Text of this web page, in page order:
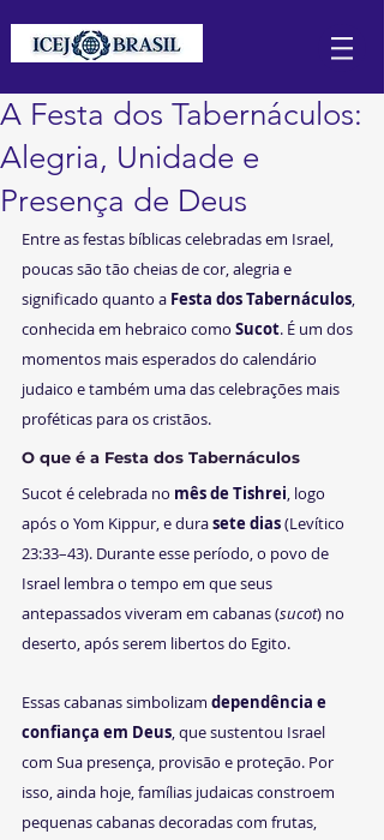
A Festa dos Tabernáculos:
Alegria, Unidade e
Presença de Deus
Entre as festas bíblicas celebradas em Israel,
poucas são tão cheias de cor, alegria e
significado quanto a Festa dos Tabernáculos,
conhecida em hebraico como Sucot. É um dos
momentos mais esperados do calendário
judaico e também uma das celebrações mais
proféticas para os cristãos.
O que é a Festa dos Tabernáculos
Sucot é celebrada no mês de Tishrei, logo
após o Yom Kippur, e dura sete dias (Levítico
23:33–43). Durante esse período, o povo de
Israel lembra o tempo em que seus
antepassados viveram em cabanas (sucot) no
deserto, após serem libertos do Egito.
Essas cabanas simbolizam dependência e
confiança em Deus, que sustentou Israel
com Sua presença, provisão e proteção. Por
isso, ainda hoje, famílias judaicas constroem
pequenas cabanas decoradas com frutas,